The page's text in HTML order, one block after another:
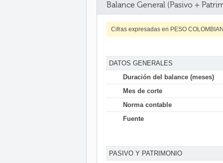
Balance General (Pasivo +
Cifras expresadas en PESO
DATOS GENERALES
Duración del balance (meses)
Mes de corte
Norma contable
Fuente
PASIVO Y PATRIMONIO